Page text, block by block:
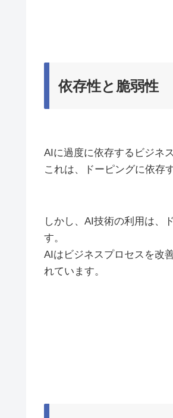
依存性と脆弱性
AIに過度に依存するビジネ
これは、ドーピングに依存
しかし、AI技術の利用は、
す。
AIはビジネスプロセスを改
れています。